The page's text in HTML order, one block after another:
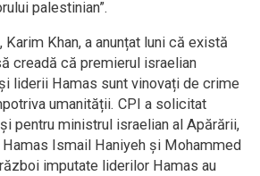
palestinian”.
Khan, a anunțat luni că există
creadă că premierul israelian
liderii Hamas sunt vinovați de crime
umanității. CPI a solicitat
pentru ministrul israelian al Apărării,
Hamas Ismail Haniyeh și Mohammed
imputate liderilor Hamas au